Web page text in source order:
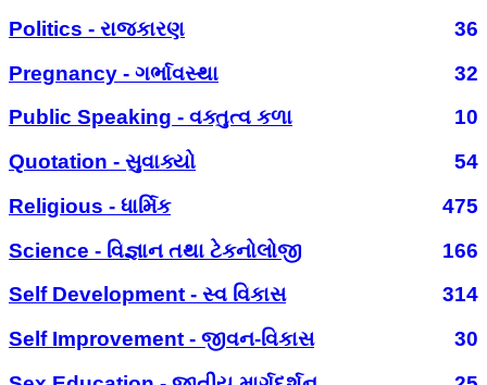
Politics - રાજકારણ
36
Pregnancy - ગર્ભાવસ્થા
32
Public Speaking - વક્તુત્વ કળા
10
Quotation - સુવાક્યો
54
Religious - ધાર્મિક
475
Science - વિજ્ઞાન તથા ટેકનોલોજી
166
Self Development - સ્વ વિકાસ
314
Self Improvement - જીવન-વિકાસ
30